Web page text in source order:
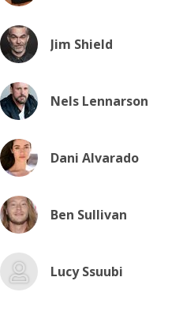
Jim Shield
Nels Lennarson
Dani Alvarado
Ben Sullivan
Lucy Ssuubi